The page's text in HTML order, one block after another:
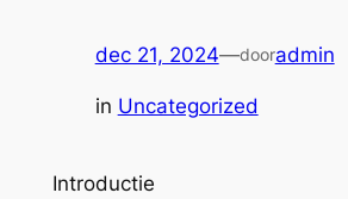
dec 21, 2024—dooradmin
in Uncategorized
Introductie